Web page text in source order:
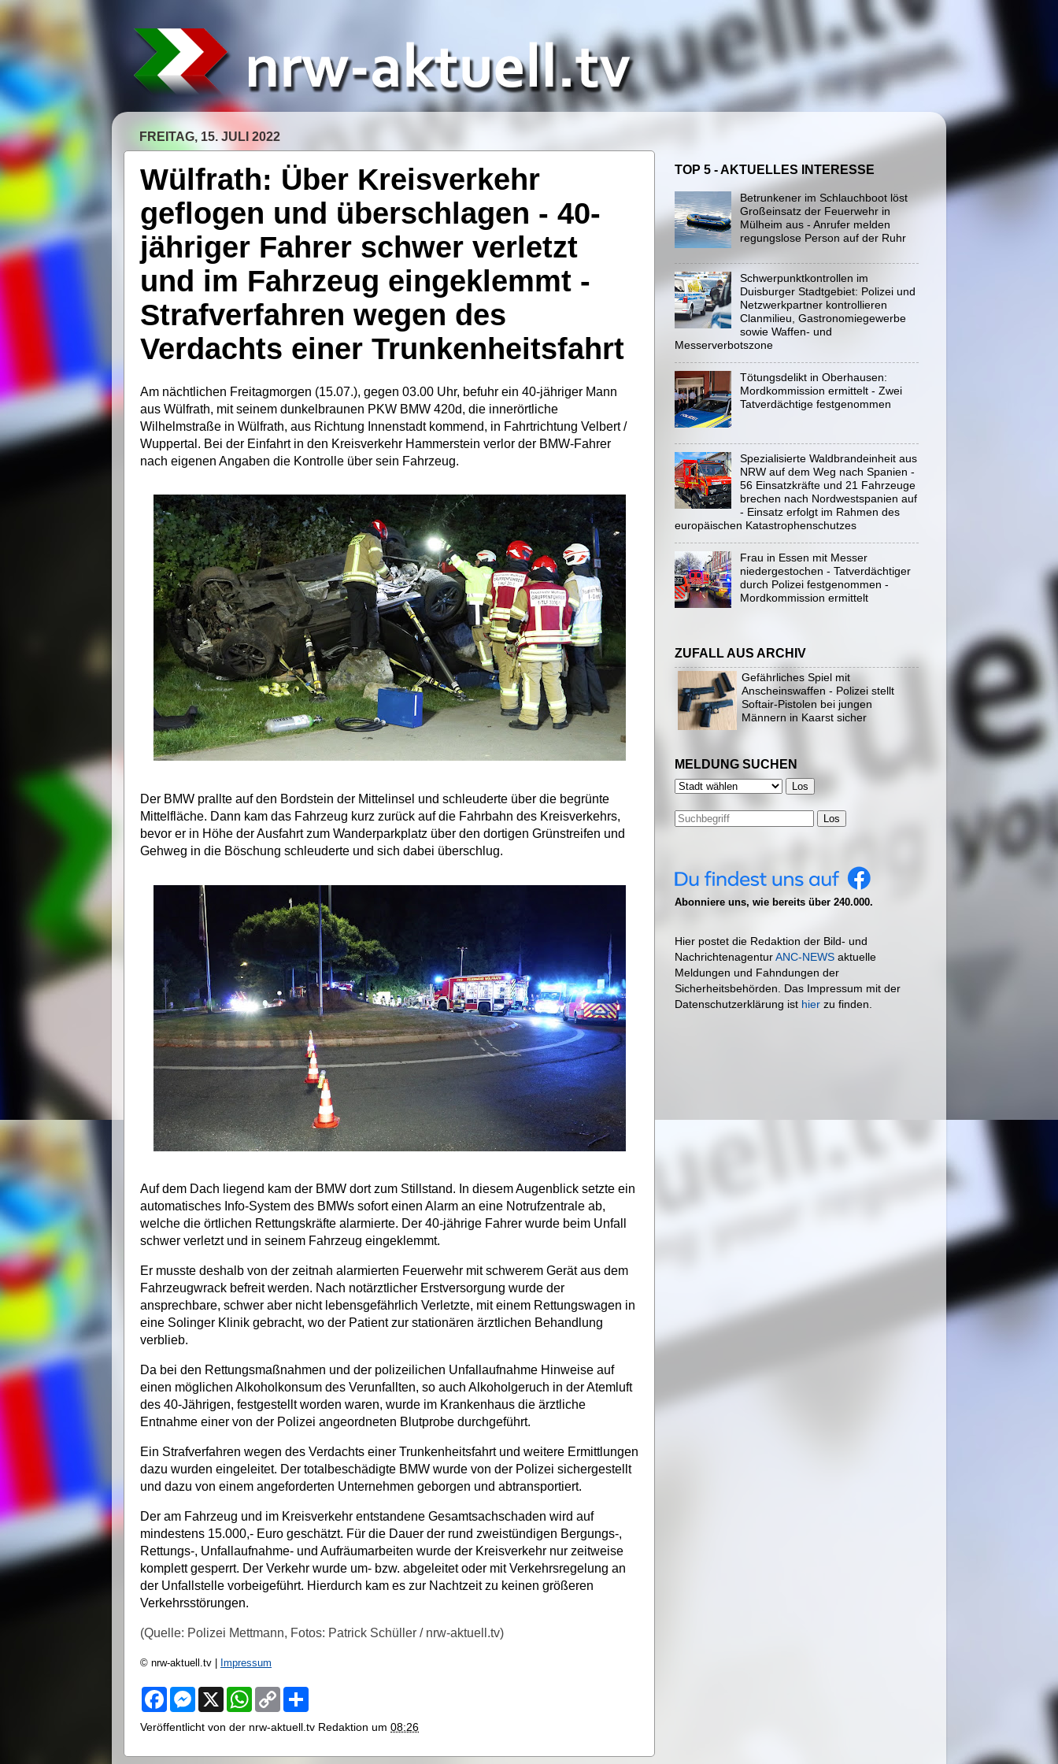
FREITAG, 15. JULI 2022
Wülfrath: Über Kreisverkehr
geflogen und überschlagen - 40-
jähriger Fahrer schwer verletzt
und im Fahrzeug eingeklemmt -
Strafverfahren wegen des
Verdachts einer Trunkenheitsfahrt
Am nächtlichen Freitagmorgen (15.07.), gegen 03.00 Uhr, befuhr ein 40-jähriger Mann
aus Wülfrath, mit seinem dunkelbraunen PKW BMW 420d, die innerörtliche
Wilhelmstraße in Wülfrath, aus Richtung Innenstadt kommend, in Fahrtrichtung Velbert /
Wuppertal. Bei der Einfahrt in den Kreisverkehr Hammerstein verlor der BMW-Fahrer
nach eigenen Angaben die Kontrolle über sein Fahrzeug.
Der BMW prallte auf den Bordstein der Mittelinsel und schleuderte über die begrünte
Mittelfläche. Dann kam das Fahrzeug kurz zurück auf die Fahrbahn des Kreisverkehrs,
bevor er in Höhe der Ausfahrt zum Wanderparkplatz über den dortigen Grünstreifen und
Gehweg in die Böschung schleuderte und sich dabei überschlug.
Auf dem Dach liegend kam der BMW dort zum Stillstand. In diesem Augenblick setzte ein
automatisches Info-System des BMWs sofort einen Alarm an eine Notrufzentrale ab,
welche die örtlichen Rettungskräfte alarmierte. Der 40-jährige Fahrer wurde beim Unfall
schwer verletzt und in seinem Fahrzeug eingeklemmt.
Er musste deshalb von der zeitnah alarmierten Feuerwehr mit schwerem Gerät aus dem
Fahrzeugwrack befreit werden. Nach notärztlicher Erstversorgung wurde der
ansprechbare, schwer aber nicht lebensgefährlich Verletzte, mit einem Rettungswagen in
eine Solinger Klinik gebracht, wo der Patient zur stationären ärztlichen Behandlung
verblieb.
Da bei den Rettungsmaßnahmen und der polizeilichen Unfallaufnahme Hinweise auf
einen möglichen Alkoholkonsum des Verunfallten, so auch Alkoholgeruch in der Atemluft
des 40-Jährigen, festgestellt worden waren, wurde im Krankenhaus die ärztliche
Entnahme einer von der Polizei angeordneten Blutprobe durchgeführt.
Ein Strafverfahren wegen des Verdachts einer Trunkenheitsfahrt und weitere Ermittlungen
dazu wurden eingeleitet. Der totalbeschädigte BMW wurde von der Polizei sichergestellt
und dazu von einem angeforderten Unternehmen geborgen und abtransportiert.
Der am Fahrzeug und im Kreisverkehr entstandene Gesamtsachschaden wird auf
mindestens 15.000,- Euro geschätzt. Für die Dauer der rund zweistündigen Bergungs-,
Rettungs-, Unfallaufnahme- und Aufräumarbeiten wurde der Kreisverkehr nur zeitweise
komplett gesperrt. Der Verkehr wurde um- bzw. abgeleitet oder mit Verkehrsregelung an
der Unfallstelle vorbeigeführt. Hierdurch kam es zur Nachtzeit zu keinen größeren
Verkehrsstörungen.
(Quelle: Polizei Mettmann, Fotos: Patrick Schüller / nrw-aktuell.tv)
© nrw-aktuell.tv | Impressum
F
e
o
M
s
n
X
W
t
A
C
y
i
r
Veröffentlicht von der nrw-aktuell.tv Redaktion um 08:26
TOP 5 - AKTUELLES INTERESSE
Betrunkener im Schlauchboot löst
Großeinsatz der Feuerwehr in
Mülheim aus - Anrufer melden
regungslose Person auf der Ruhr
Schwerpunktkontrollen im
Duisburger Stadtgebiet: Polizei und
Netzwerkpartner kontrollieren
Clanmilieu, Gastronomiegewerbe
sowie Waffen- und
Messerverbotszone
Tötungsdelikt in Oberhausen:
Mordkommission ermittelt - Zwei
Tatverdächtige festgenommen
Spezialisierte Waldbrandeinheit aus
NRW auf dem Weg nach Spanien -
56 Einsatzkräfte und 21 Fahrzeuge
brechen nach Nordwestspanien auf
- Einsatz erfolgt im Rahmen des
europäischen Katastrophenschutzes
Frau in Essen mit Messer
niedergestochen - Tatverdächtiger
durch Polizei festgenommen -
Mordkommission ermittelt
ZUFALL AUS ARCHIV
Gefährliches Spiel mit
Anscheinswaffen - Polizei stellt
Softair-Pistolen bei jungen
Männern in Kaarst sicher
MELDUNG SUCHEN
Los
Abonniere uns, wie bereits über 240.000.
Hier postet die Redaktion der Bild- und
NachrichtenagenturANC-NEWS aktuelle
Meldungen und Fahndungen der
Sicherheitsbehörden. Das Impressum mit der
Datenschutzerklärung ist hier zu finden.